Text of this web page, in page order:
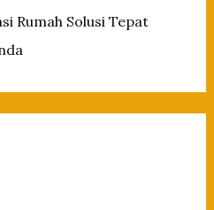
Rumah Solusi Tepat